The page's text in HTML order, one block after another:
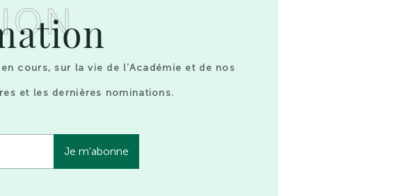
cours, sur la vie de l’Académie et de nos
et les dernières nominations.